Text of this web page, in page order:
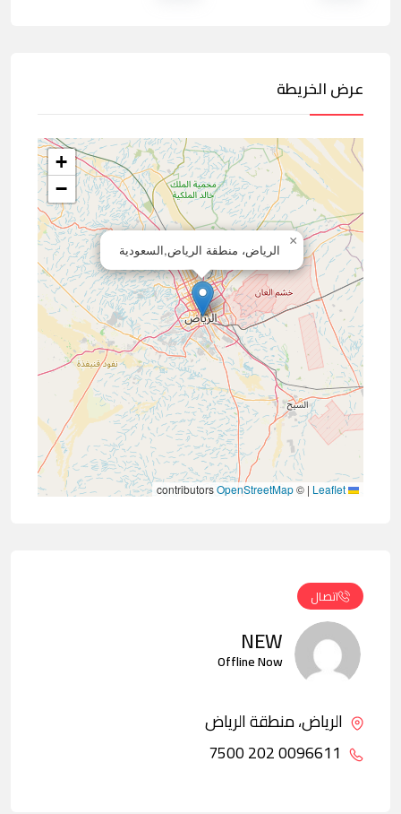
عرض الخريطة
الرياض، منطقة الرياض,السعودية
×
+
−
|
©
OpenStreetMap
اتصال
NEW
Offline Now
الرياض، منطقة الرياض